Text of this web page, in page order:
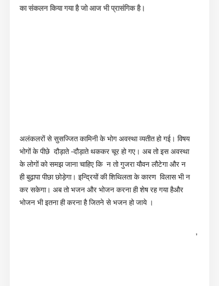
का संकलन किया गया है जो आज भी प्रासंगिक है।
,
अलंकलरों से सुसज्जित कामिनी के भोग अवस्था व्यतीत हो गई। विषय
भोगों के पीछे दौड़ाते -दौड़ाते थककर चूर हो गए। अब तो इस अवस्था
के लोगों को समझ जाना चाहिए कि न तो गुजरा यौवन लौटेगा और न
ही बुढ़ापा पीछा छोड़ेगा। इन्द्रियों की शिथिलता के कारण विलास भी न
कर सकेगा। अब तो भजन और भोजन करना ही शेष रह गया हैऔर
भोजन भी इतना ही करना है जितने से भजन हो जाये ।